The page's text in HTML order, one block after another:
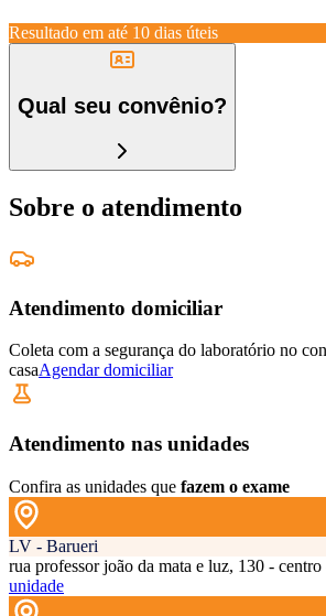
Resultado em até 10 dias úteis
Qual seu convênio?
Sobre o atendimento
Atendimento domiciliar
Coleta com a segurança do laboratório no
casaAgendar domiciliar
Atendimento nas unidades
Confira as unidades que fazem o exame
LV - Barueri
rua professor joão da mata e luz, 130 - centro
unidade